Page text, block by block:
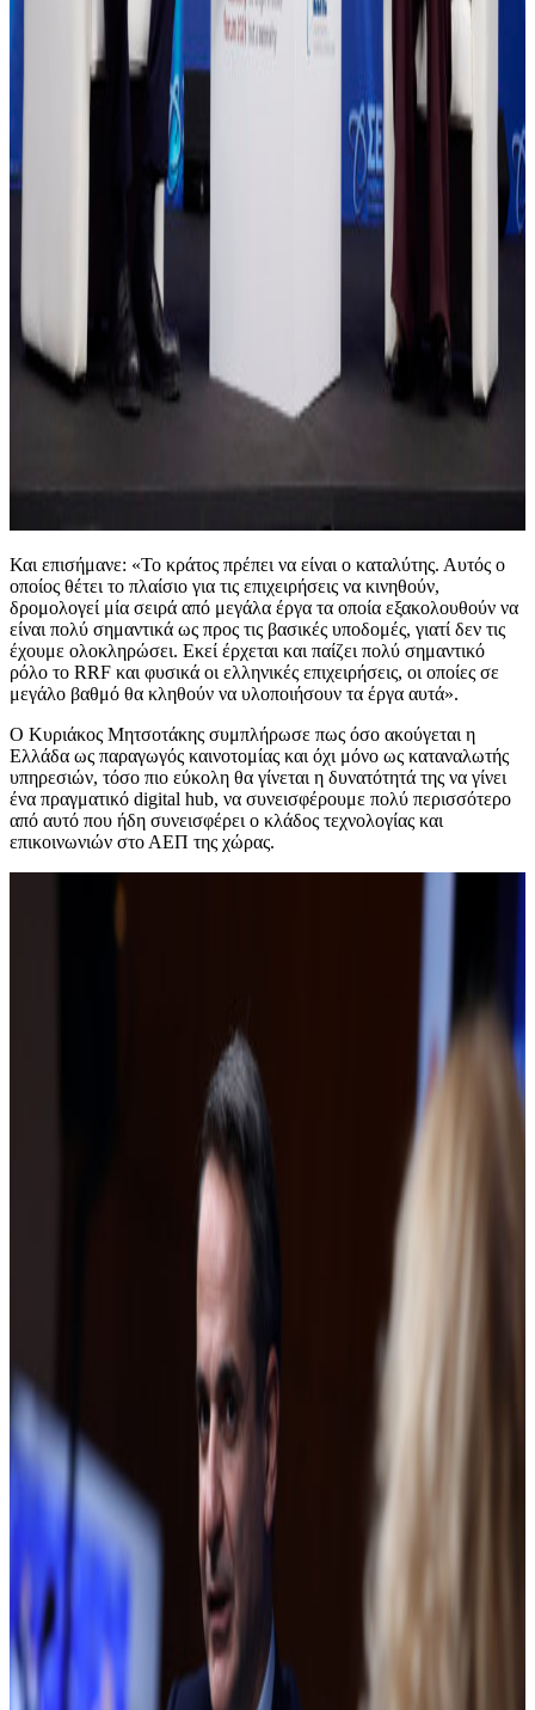
Και επισήμανε: «Το κράτος πρέπει να είναι ο καταλύτης. Αυτός ο
οποίος θέτει το πλαίσιο για τις επιχειρήσεις να κινηθούν,
δρομολογεί μία σειρά από μεγάλα έργα τα οποία εξακολουθούν να
είναι πολύ σημαντικά ως προς τις βασικές υποδομές, γιατί δεν τις
έχουμε ολοκληρώσει. Εκεί έρχεται και παίζει πολύ σημαντικό
ρόλο το RRF και φυσικά οι ελληνικές επιχειρήσεις, οι οποίες σε
μεγάλο βαθμό θα κληθούν να υλοποιήσουν τα έργα αυτά».
Ο Κυριάκος Μητσοτάκης συμπλήρωσε πως όσο ακούγεται η
Ελλάδα ως παραγωγός καινοτομίας και όχι μόνο ως καταναλωτής
υπηρεσιών, τόσο πιο εύκολη θα γίνεται η δυνατότητά της να γίνει
ένα πραγματικό digital hub, να συνεισφέρουμε πολύ περισσότερο
από αυτό που ήδη συνεισφέρει ο κλάδος τεχνολογίας και
επικοινωνιών στο ΑΕΠ της χώρας.